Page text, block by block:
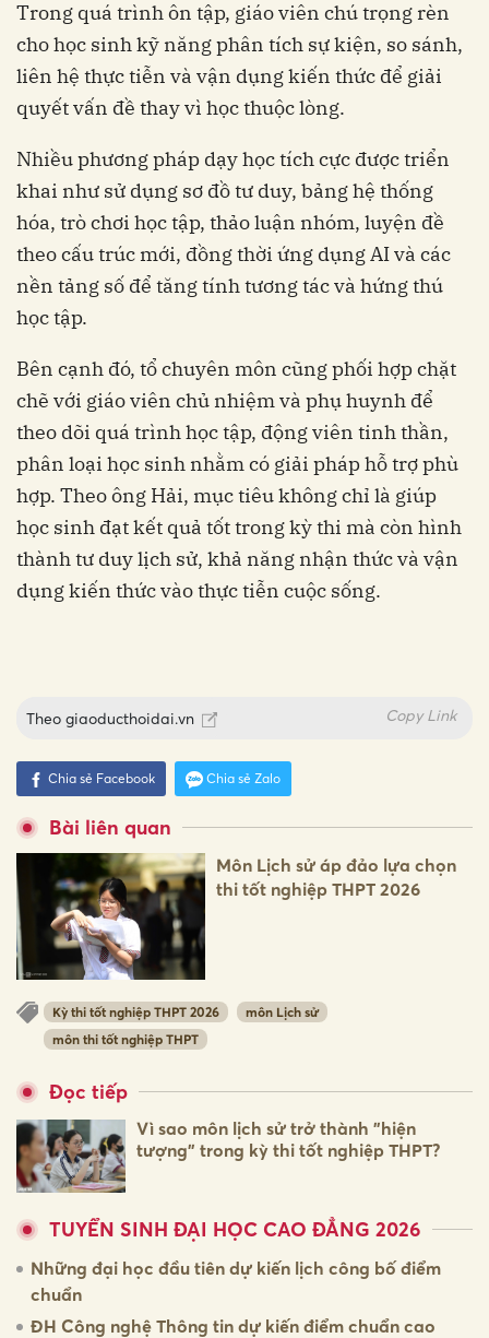
Trong quá trình ôn tập, giáo viên chú trọng rèn
cho học sinh kỹ năng phân tích sự kiện, so sánh,
liên hệ thực tiễn và vận dụng kiến thức để giải
quyết vấn đề thay vì học thuộc lòng.
Nhiều phương pháp dạy học tích cực được triển
khai như sử dụng sơ đồ tư duy, bảng hệ thống
hóa, trò chơi học tập, thảo luận nhóm, luyện đề
theo cấu trúc mới, đồng thời ứng dụng AI và các
nền tảng số để tăng tính tương tác và hứng thú
học tập.
Bên cạnh đó, tổ chuyên môn cũng phối hợp chặt
chẽ với giáo viên chủ nhiệm và phụ huynh để
theo dõi quá trình học tập, động viên tinh thần,
phân loại học sinh nhằm có giải pháp hỗ trợ phù
hợp. Theo ông Hải, mục tiêu không chỉ là giúp
học sinh đạt kết quả tốt trong kỳ thi mà còn hình
thành tư duy lịch sử, khả năng nhận thức và vận
dụng kiến thức vào thực tiễn cuộc sống.
Theo giaoducthoidai.vn Copy Link
Chia sẻ Facebook Chia sẻ Zalo
Bài liên quan
Môn Lịch sử áp đảo lựa chọn
thi tốt nghiệp THPT 2026
Kỳ thi tốt nghiệp THPT 2026
môn Lịch sử
môn thi tốt nghiệp THPT
Đọc tiếp
Vì sao môn lịch sử trở thành "hiện
tượng" trong kỳ thi tốt nghiệp THPT?
TUYỂN SINH ĐẠI HỌC CAO ĐẲNG 2026
Những đại học đầu tiên dự kiến lịch công bố điểm
chuẩn
ĐH Công nghệ Thông tin dự kiến điểm chuẩn cao